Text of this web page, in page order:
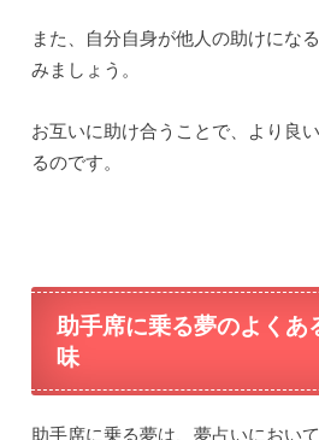
また、自分自身が他人の助けにな
みましょう。
お互いに助け合うことで、より良
るのです。
助手席に乗る夢のよくあ
味
助手席に乗る夢は、夢占いにおい